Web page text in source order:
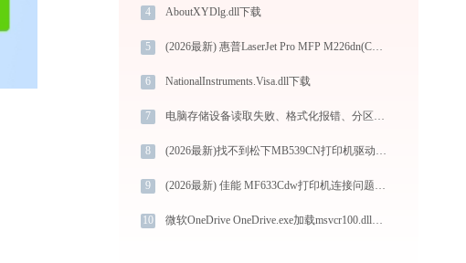
4 AboutXYDlg.dll下载
5 (2026最新) 惠普LaserJet Pro MFP M226dn(C6N22A)快速连接指南 - 金山毒霸
6 NationalInstruments.Visa.dll下载
7 电脑存储设备读取失败、格式化报错、分区错乱？官方最新安全解决方案兼容 Win10/11
8 (2026最新)找不到松下MB539CN打印机驱动？这篇全面下载安装指南帮到你
9 (2026最新) 佳能 MF633Cdw打印机连接问题解决方法 - 金山毒霸
10 微软OneDrive OneDrive.exe加载msvcr100.dll文件丢失处理办法